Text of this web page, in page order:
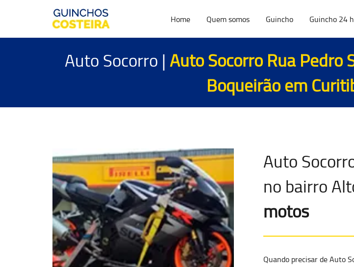
Home Quem somos Guincho Guincho 24
Auto Socorro | Auto Socorro Rua Pedro
Boqueirão em
Auto
no bairro
motos
Quando precisar de Auto